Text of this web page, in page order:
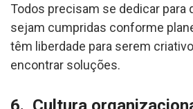
Todos precisam se dedicar para
sejam cumpridas conforme
têm liberdade para serem
encontrar soluções.